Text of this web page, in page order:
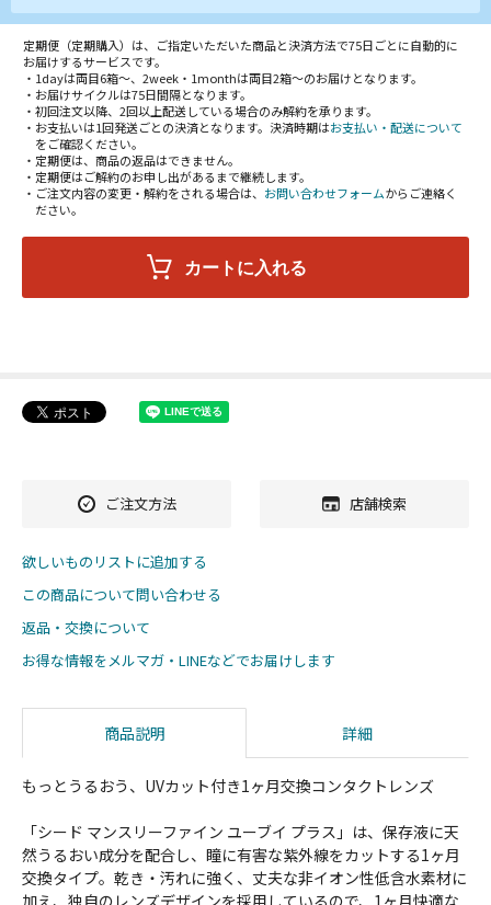
定期便（定期購入）は、ご指定いただいた商品と決済方法で75日ごとに自動的に
お届けするサービスです。
・1dayは両目6箱～、2week・1monthは両目2箱～のお届けとなります。
・お届けサイクルは75日間隔となります。
・初回注文以降、2回以上配送している場合のみ解約を承ります。
・お支払いは1回発送ごとの決済となります。決済時期はお支払い・配送について
をご確認ください。
・定期便は、商品の返品はできません。
・定期便はご解約のお申し出があるまで継続します。
・ご注文内容の変更・解約をされる場合は、 お問い合わせフォームからご連絡く
ださい。
ご注文方法 店舗検索
欲しいものリストに追加する
この商品について問い合わせる
返品・交換について
お得な情報をメルマガ・LINEなどでお届けします
商品説明 詳細
もっとうるおう、UVカット付き1ヶ月交換コンタクトレンズ
「シード マンスリーファイン ユーブイ プラス」は、保存液に天
然うるおい成分を配合し、瞳に有害な紫外線をカットする1ヶ月
交換タイプ。乾き・汚れに強く、丈夫な非イオン性低含水素材に